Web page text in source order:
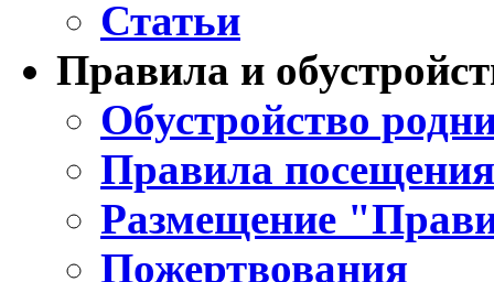
Статьи
Правила и
Обустройство
Правила
Размещение
Пожертвования